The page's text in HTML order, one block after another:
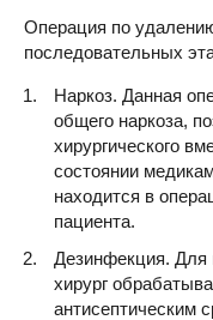
Операция по
последовательных
Наркоз. Данная
общего наркоза,
хирургического
состоянии
находится в
пациента.
Дезинфекция. Для
хирург
антисептическим